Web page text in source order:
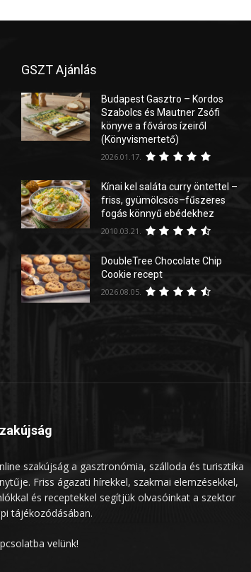
GSZT Ajánlás
Budapest Gasztro – Kordos
Szabolcs és Mautner Zsófi
könyve a főváros ízeiről
(Könyvismertető)
2026.01.17.
Kínai kel saláta curry öntettel –
friss, gyümölcsös–fűszeres
fogás könnyű ebédekhez
2010.03.21.
DoubleTree Chocolate Chip
Cookie recept
2026.08.05.
szakújság a gasztronómia, szálloda és turisztika
Friss ágazati hírekkel, szakmai elemzésekkel,
és receptekkel segítjük olvasóinkat a szektor
tájékozódásában.
velünk!